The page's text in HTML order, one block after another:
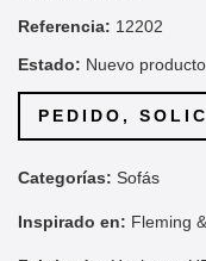
Referencia: 12202
Estado: Nuevo producto
PEDIDO,
Categorías: Sofás
Inspirado en: Fleming